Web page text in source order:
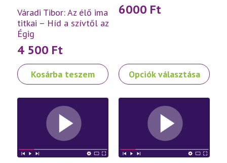
Váradi Tibor: Az élő ima
titkai – Híd a szívtől az
Égig
4 500 Ft
Kosárba teszem
6000 Ft
Opciók választása
Ennek
a
variációja
változatok